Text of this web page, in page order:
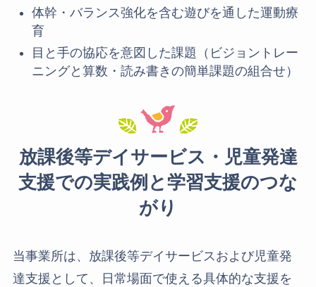
体幹・バランス強化を含む遊びを通した運動療
育
目と手の協応を意図した課題（ビジョントレー
ニングと算数・読み書きの簡単課題の組合せ）
放課後等デイサービス・児童発達
支援での実践例と学習支援のつな
がり
当事業所は、放課後等デイサービスおよび児童発
達支援として、日常場面で使える具体的な支援を